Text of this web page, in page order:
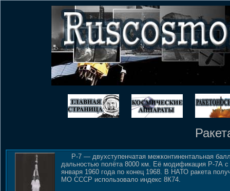
Р-7 — двухступенчатая межконтинентальная
дальностью полёта 8000 км. Её модификация Р-7А
января 1960 года по конец 1968. В НАТО ракета
МО СССР использовало индекс 8К74.